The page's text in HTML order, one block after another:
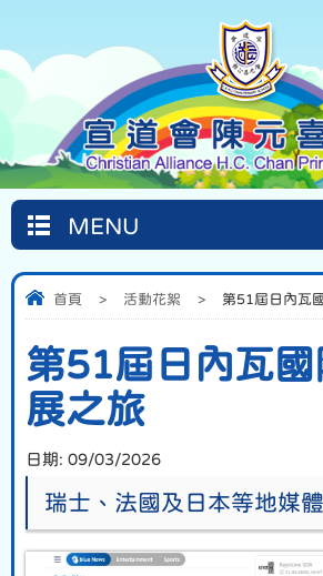
MENU
首頁 > 活動花絮 > 第51屆日內瓦
第51屆日內瓦國
展之旅
日期: 09/03/2026
瑞士、法國及日本等地媒